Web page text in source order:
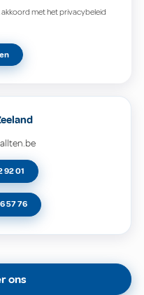
akkoord met het privacybeleid
92 01
57 76
ons